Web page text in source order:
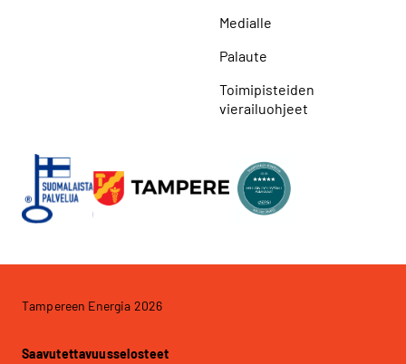
Medialle
Palaute
Toimipisteiden
vierailuohjeet
Tampereen Energia 2026
Saavutettavuusselosteet